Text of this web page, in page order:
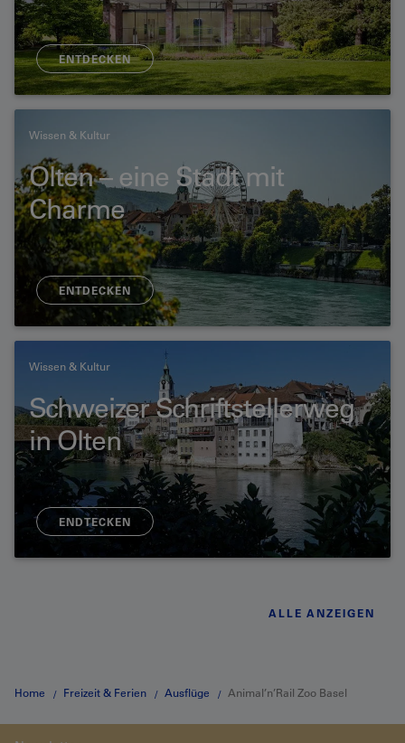
ENTDECKEN
Wissen & Kultur
Olten – eine Stadt mit
Charme
ENTDECKEN
Wissen & Kultur
Schweizer Schriftstellerweg
in Olten
ENDTECKEN
ALLE ANZEIGEN
Home Freizeit & Ferien Ausflüge Animal’n’Rail Zoo Basel